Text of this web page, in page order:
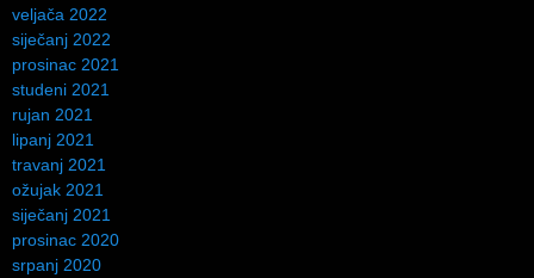
veljača 2022
siječanj 2022
prosinac 2021
studeni 2021
rujan 2021
lipanj 2021
travanj 2021
ožujak 2021
siječanj 2021
prosinac 2020
srpanj 2020